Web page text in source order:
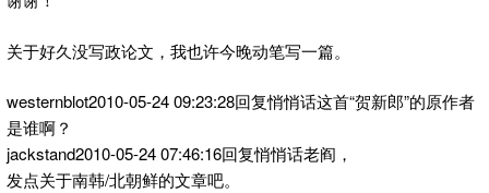
关于好久没写政论文，我也许今晚动笔写一篇。
westernblot2010-05-24 09:23:28回复悄悄话这首“贺新郎”的原作者
是谁啊？
jackstand2010-05-24 07:46:16回复悄悄话老阎，
发点关于南韩/北朝鲜的文章吧。